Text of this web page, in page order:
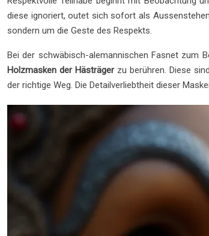
diese ignoriert, outet sich sofort als
sondern um die Geste des Respekts.
Bei der schwäbisch-alemannischen Fasnet zum
Holzmasken der Hästrägerzu berühren. Diese
der richtige Weg. Die Detailverliebtheit dieser